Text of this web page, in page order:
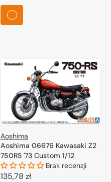
regularna
Aoshima
Aoshima 06676 Kawasaki Z2
750RS '73 Custom 1/12
Brak recenzji
Cena
135,78 zł